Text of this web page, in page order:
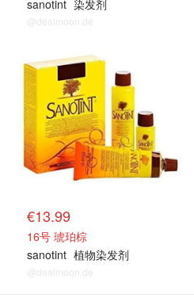
sanotint 染发剂
@dealmoon.de
€13.99
16号 琥珀棕
sanotint 植物染发剂
@dealmoon.de